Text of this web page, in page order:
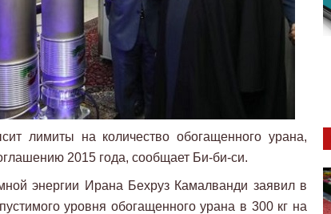
лимиты на количество обогащенного урана,
2015 года, сообщает Би-би-си.
энергии Ирана Бехруз Камалванди заявил в
уровня обогащенного урана в 300 кг на